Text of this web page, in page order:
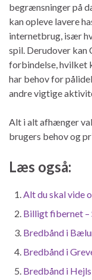
begrænsninger på
kan opleve lavere
internetbrug, især
spil. Derudover kan
forbindelse, hvilket
har behov for
andre vigtige
Alt i alt afhænger
brugers behov og
Læs også:
Alt du skal vide
Billigt fibernet –
Bredbånd i
Bredbånd i
Bredbånd i